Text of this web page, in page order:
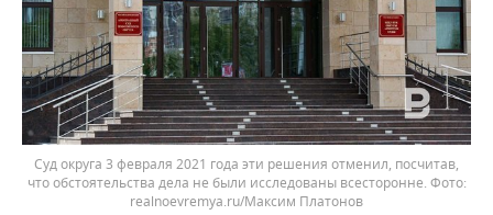
Суд округа 3 февраля 2021 года эти решения отменил, посчитав,
что обстоятельства дела не были исследованы всесторонне.
realnoevremya.ru/Максим Платонов